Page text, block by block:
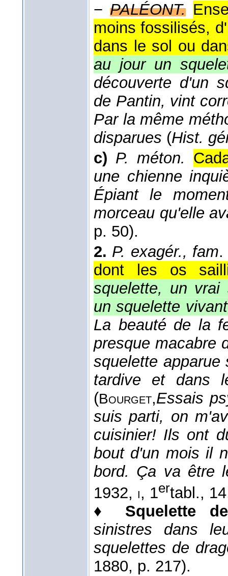
−PALÉONT.
moins fossilisés,
dans le sol ou
au jour un
découverte d'un
de Pantin, vint
Par la même
disparues (Hist.
c) P. méton.
une chienne
Épiant le
morceau qu'elle
p. 50).
2. P. exagér., fam.
dont les os
squelette, un vrai
un squelette
La beauté de la
presque macabre
squelette
tardive et dans
(Bourget,Essais
suis parti, on
cuisinier! Ils ont
bout d'un mois il
bord. Ça va être
1932, i, 1ertabl.,
♦ Squelette
sinistres dans
squelettes de
1880, p. 217).